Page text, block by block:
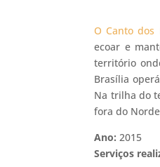
O Canto dos
ecoar e
território
Brasília
Na trilha do
fora do
Ano: 2015
Serviços